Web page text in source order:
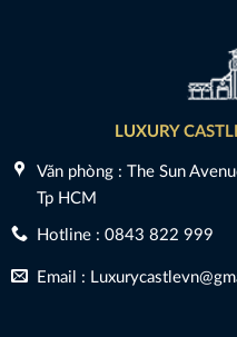
LUXURY
Văn phòng : The Sun
Tp HCM
Hotline : 0843 822 999
Email :